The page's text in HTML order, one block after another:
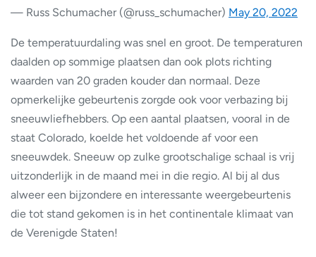
— Russ Schumacher (@russ_schumacher) May 20, 2022
De temperatuurdaling was snel en groot. De temperaturen
daalden op sommige plaatsen dan ook plots richting
waarden van 20 graden kouder dan normaal. Deze
opmerkelijke gebeurtenis zorgde ook voor verbazing bij
sneeuwliefhebbers. Op een aantal plaatsen, vooral in de
staat Colorado, koelde het voldoende af voor een
sneeuwdek. Sneeuw op zulke grootschalige schaal is vrij
uitzonderlijk in de maand mei in die regio. Al bij al dus
alweer een bijzondere en interessante weergebeurtenis
die tot stand gekomen is in het continentale klimaat van
de Verenigde Staten!